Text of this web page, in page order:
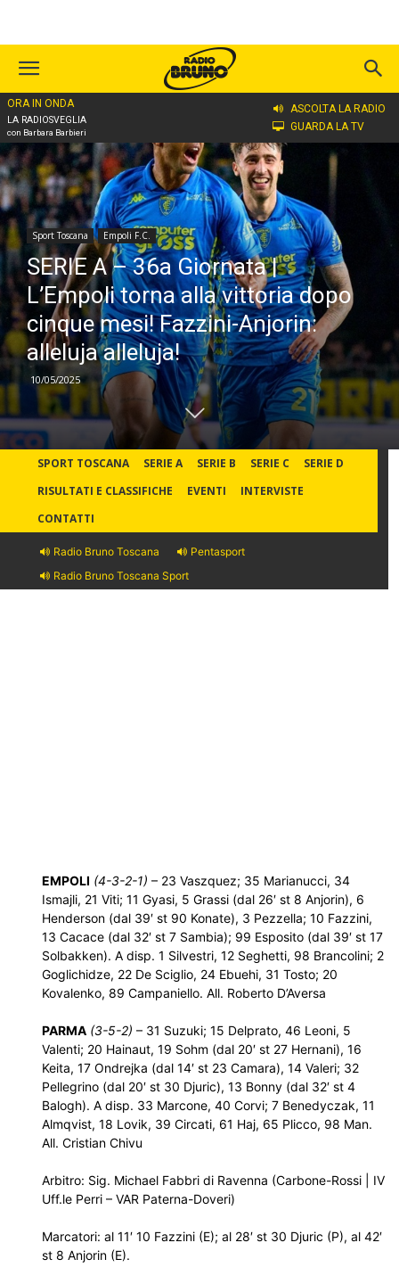
ORA IN ONDA
LA RADIOSVEGLIA
con Barbara Barbieri
ASCOLTA LA RADIO
GUARDA LA TV
Home
Sport Toscana Empoli F.C.
SERIE A – 36a Giornata |
L’Empoli torna alla vittoria dopo
cinque mesi! Fazzini-Anjorin:
alleluja alleluja!
10/05/2025
SPORT TOSCANA SERIE A SERIE B SERIE C
SERIE D
RISULTATI E CLASSIFICHE
EVENTI
INTERVISTE
CONTATTI
Radio Bruno Toscana
Pentasport
Radio Bruno Toscana Sport
EMPOLI (4-3-2-1) – 23 Vaszquez; 35 Marianucci, 34
Ismajli, 21 Viti; 11 Gyasi, 5 Grassi (dal 26′ st 8 Anjorin), 6
Henderson (dal 39′ st 90 Konate), 3 Pezzella; 10 Fazzini,
13 Cacace (dal 32′ st 7 Sambia); 99 Esposito (dal 39′ st 17
Solbakken). A disp. 1 Silvestri, 12 Seghetti, 98 Brancolini; 2
Goglichidze, 22 De Sciglio, 24 Ebuehi, 31 Tosto; 20
Kovalenko, 89 Campaniello. All. Roberto D’Aversa
PARMA (3-5-2) – 31 Suzuki; 15 Delprato, 46 Leoni, 5
Valenti; 20 Hainaut, 19 Sohm (dal 20′ st 27 Hernani), 16
Keita, 17 Ondrejka (dal 14′ st 23 Camara), 14 Valeri; 32
Pellegrino (dal 20′ st 30 Djuric), 13 Bonny (dal 32′ st 4
Balogh). A disp. 33 Marcone, 40 Corvi; 7 Benedyczak, 11
Almqvist, 18 Lovik, 39 Circati, 61 Haj, 65 Plicco, 98 Man.
All. Cristian Chivu
Arbitro: Sig. Michael Fabbri di Ravenna (Carbone-Rossi | IV
Uff.le Perri – VAR Paterna-Doveri)
Marcatori: al 11′ 10 Fazzini (E); al 28′ st 30 Djuric (P), al 42′
st 8 Anjorin (E).